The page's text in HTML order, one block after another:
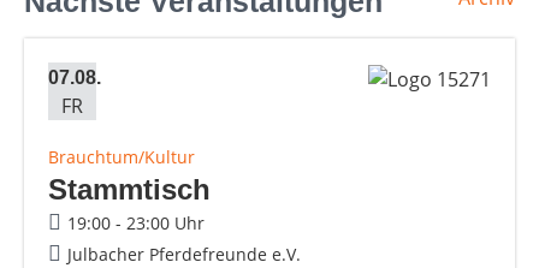
07.08.
FR
Brauchtum/Kultur
Stammtisch
19:00 - 23:00 Uhr
Julbacher Pferdefreunde e.V.